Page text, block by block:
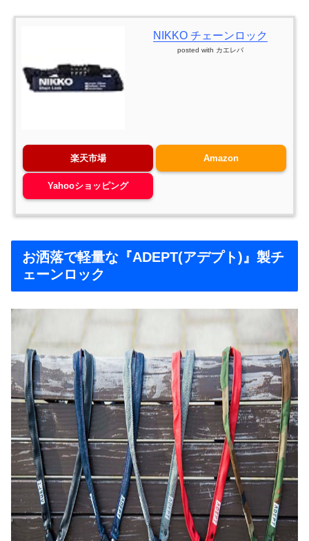
NIKKO チェーンロック
posted with カエレバ
楽天市場 Amazon
Yahooショッピング
お洒落で軽量な『ADEPT(アデプト)』製チ
ェーンロック